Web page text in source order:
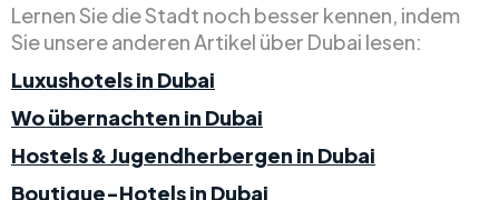
Lernen Sie die Stadt noch besser kennen, indem
Sie unsere anderen Artikel über Dubai lesen:
Luxushotels in Dubai
Wo übernachten in Dubai
Hostels & Jugendherbergen in Dubai
Boutique-Hotels in Dubai